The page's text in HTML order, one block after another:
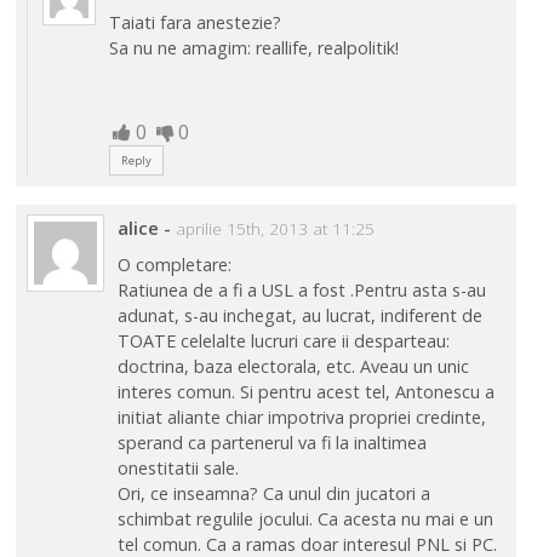
Taiati fara anestezie?
Sa nu ne amagim: reallife, realpolitik!
0 0
Reply
alice - aprilie 15th, 2013 at 11:25
O completare:
Ratiunea de a fi a USL a fost .Pentru asta s-au
adunat, s-au inchegat, au lucrat, indiferent de
TOATE celelalte lucruri care ii desparteau:
doctrina, baza electorala, etc. Aveau un unic
interes comun. Si pentru acest tel, Antonescu a
initiat aliante chiar impotriva propriei credinte,
sperand ca partenerul va fi la inaltimea
onestitatii sale.
Ori, ce inseamna? Ca unul din jucatori a
schimbat regulile jocului. Ca acesta nu mai e un
tel comun. Ca a ramas doar interesul PNL si PC.